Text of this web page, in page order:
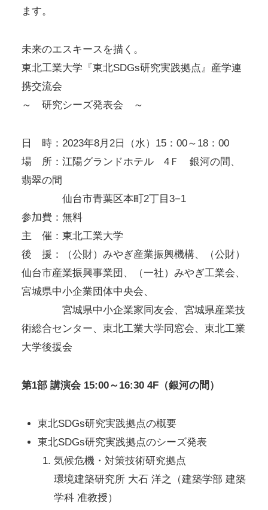
ます。
未来のエスキースを描く。
東北工業大学『東北SDGs研究実践拠点』産学連
携交流会
～ 研究シーズ発表会 ～
日 時：2023年8月2日（水）15：00～18：00
場 所：江陽グランドホテル 4Ｆ 銀河の間、
翡翠の間
仙台市青葉区本町2丁目3−1
参加費：無料
主 催：東北工業大学
後 援：（公財）みやぎ産業振興機構、（公財）
仙台市産業振興事業団、（一社）みやぎ工業会、
宮城県中小企業団体中央会、
宮城県中小企業家同友会、宮城県産業技
術総合センター、東北工業大学同窓会、東北工業
大学後援会
第1部 講演会 15:00～16:30 4F（銀河の間）
東北SDGs研究実践拠点の概要
東北SDGs研究実践拠点のシーズ発表
気候危機・対策技術研究拠点
環境建築研究所 大石 洋之（建築学部 建築
学科 准教授）